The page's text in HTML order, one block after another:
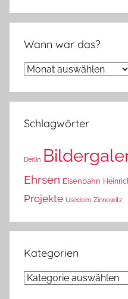
Wann war das?
Wann
das?
Schlagwörter
Berlin
Ehrsen Eisenbahn
Projekte Usedom Zinnowitz
Kategorien
Kategorien